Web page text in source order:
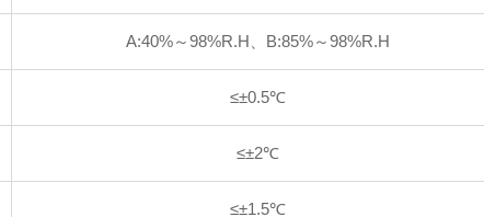
A:40%～98%R.H、B:85%～98%R.H
≤±0.5℃
≤±2℃
≤±1.5℃